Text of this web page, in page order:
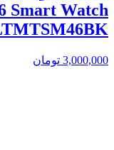
Smart Watch
3,000,000 تومان